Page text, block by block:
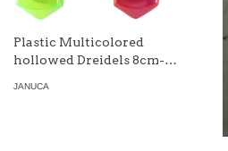
Plastic Multicolored
hollowed Dreidels 8cm-
JANUCA